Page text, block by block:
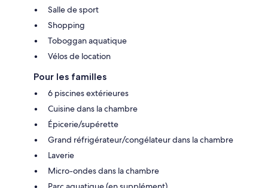
Salle de sport
Shopping
Toboggan aquatique
Vélos de location
Pour les familles
6 piscines extérieures
Cuisine dans la chambre
Épicerie/supérette
Grand réfrigérateur/congélateur dans la chambre
Laverie
Micro-ondes dans la chambre